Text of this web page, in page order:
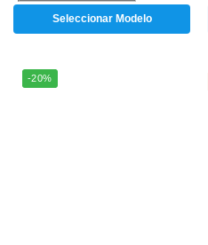
Seleccionar Modelo
-20%